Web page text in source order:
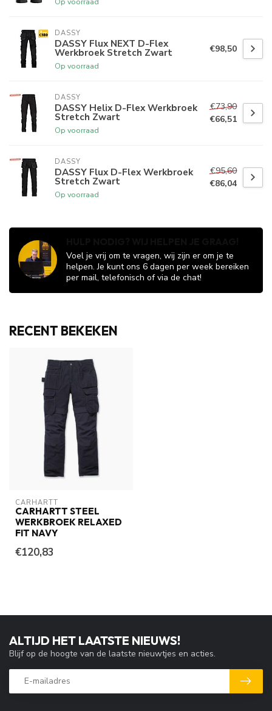
DASSY
DASSY Flux NEXT D-Flex
Werkbroek Stretch Zwart
Op voorraad
€98,50
DASSY
DASSY Helix D-Flex Werkbroek
Stretch Zwart
Op voorraad
€73,90
€66,51
DASSY
DASSY Flux D-Flex Werkbroek
Stretch Zwart
Op voorraad
€95,60
€86,04
Voel je vrij om te vragen, wij zijn er om je te
helpen. Je kunt ons 6 dagen per week bereiken
per mail, telefonisch of via de chat!
RECENT BEKEKEN
CARHARTT
CARHARTT STEEL
WERKBROEK RELAXED
FIT NAVY
€120,83
ALTIJD HET LAATSTE NIEUWS!
Blijf op de hoogte van de laatste nieuwtjes en acties.